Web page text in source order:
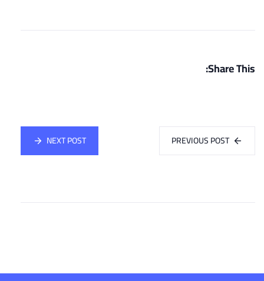
Share This:
PREVIOUS POST
NEXT POST